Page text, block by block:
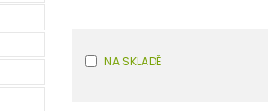
NA SKLADĚ